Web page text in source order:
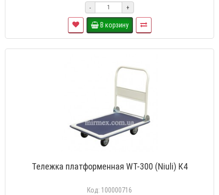
- +
В корзину
Тележка платформенная WT-300 (Niuli) К4
Код: 100000716